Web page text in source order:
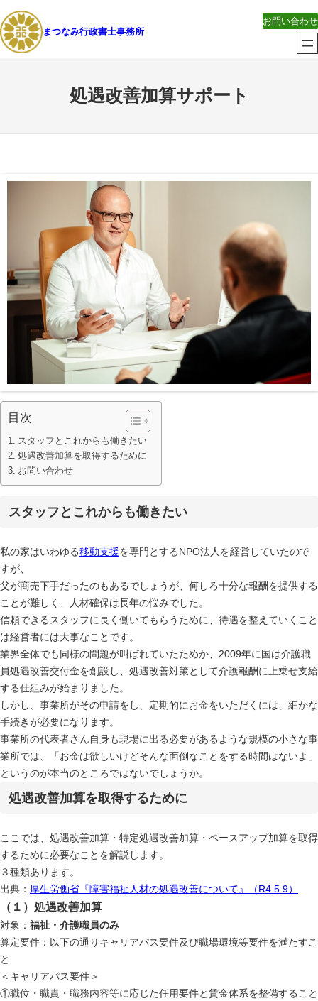
内
容
を
まつなみ行政書士事務所
お問い合わせ
処遇改善加算サポート
目次
スタッフとこれからも働きたい
処遇改善加算を取得するために
お問い合わせ
スタッフとこれからも働きたい
私の家はいわゆる移動支援を専門とするNPO法人を経営していたので
すが、
父が商売下手だったのもあるでしょうが、何しろ十分な報酬を提供する
ことが難しく、人材確保は長年の悩みでした。
信頼できるスタッフに長く働いてもらうために、待遇を整えていくこと
は経営者には大事なことです。
業界全体でも同様の問題が叫ばれていたためか、2009年に国は介護職
員処遇改善交付金を創設し、処遇改善対策として介護報酬に上乗せ支給
する仕組みが始まりました。
しかし、事業所がその申請をし、定期的にお金をいただくには、細かな
手続きが必要になります。
事業所の代表者さん自身も現場に出る必要があるような規模の小さな事
業所では、「お金は欲しいけどそんな面倒なことをする時間はないよ」
というのが本当のところではないでしょうか。
処遇改善加算を取得するために
ここでは、処遇改善加算・特定処遇改善加算・ベースアップ加算を取得
するために必要なことを解説します。
３種類あります。
出典： 厚生労働省『障害福祉人材の処遇改善について』（R4.5.9）
（１）処遇改善加算
対象： 福祉・介護職員のみ
算定要件：以下の通りキャリアパス要件及び職場環境等要件を満たすこ
と
＜キャリアパス要件＞
①職位・職責・職務内容等に応じた任用要件と賃金体系を整備すること